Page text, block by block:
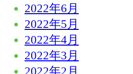
2022年6月
2022年5月
2022年4月
2022年3月
2022年2月